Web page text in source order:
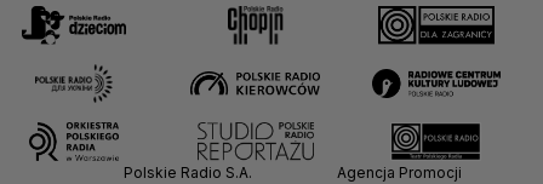
Polskie Radio S.A.
Agencja Promocji